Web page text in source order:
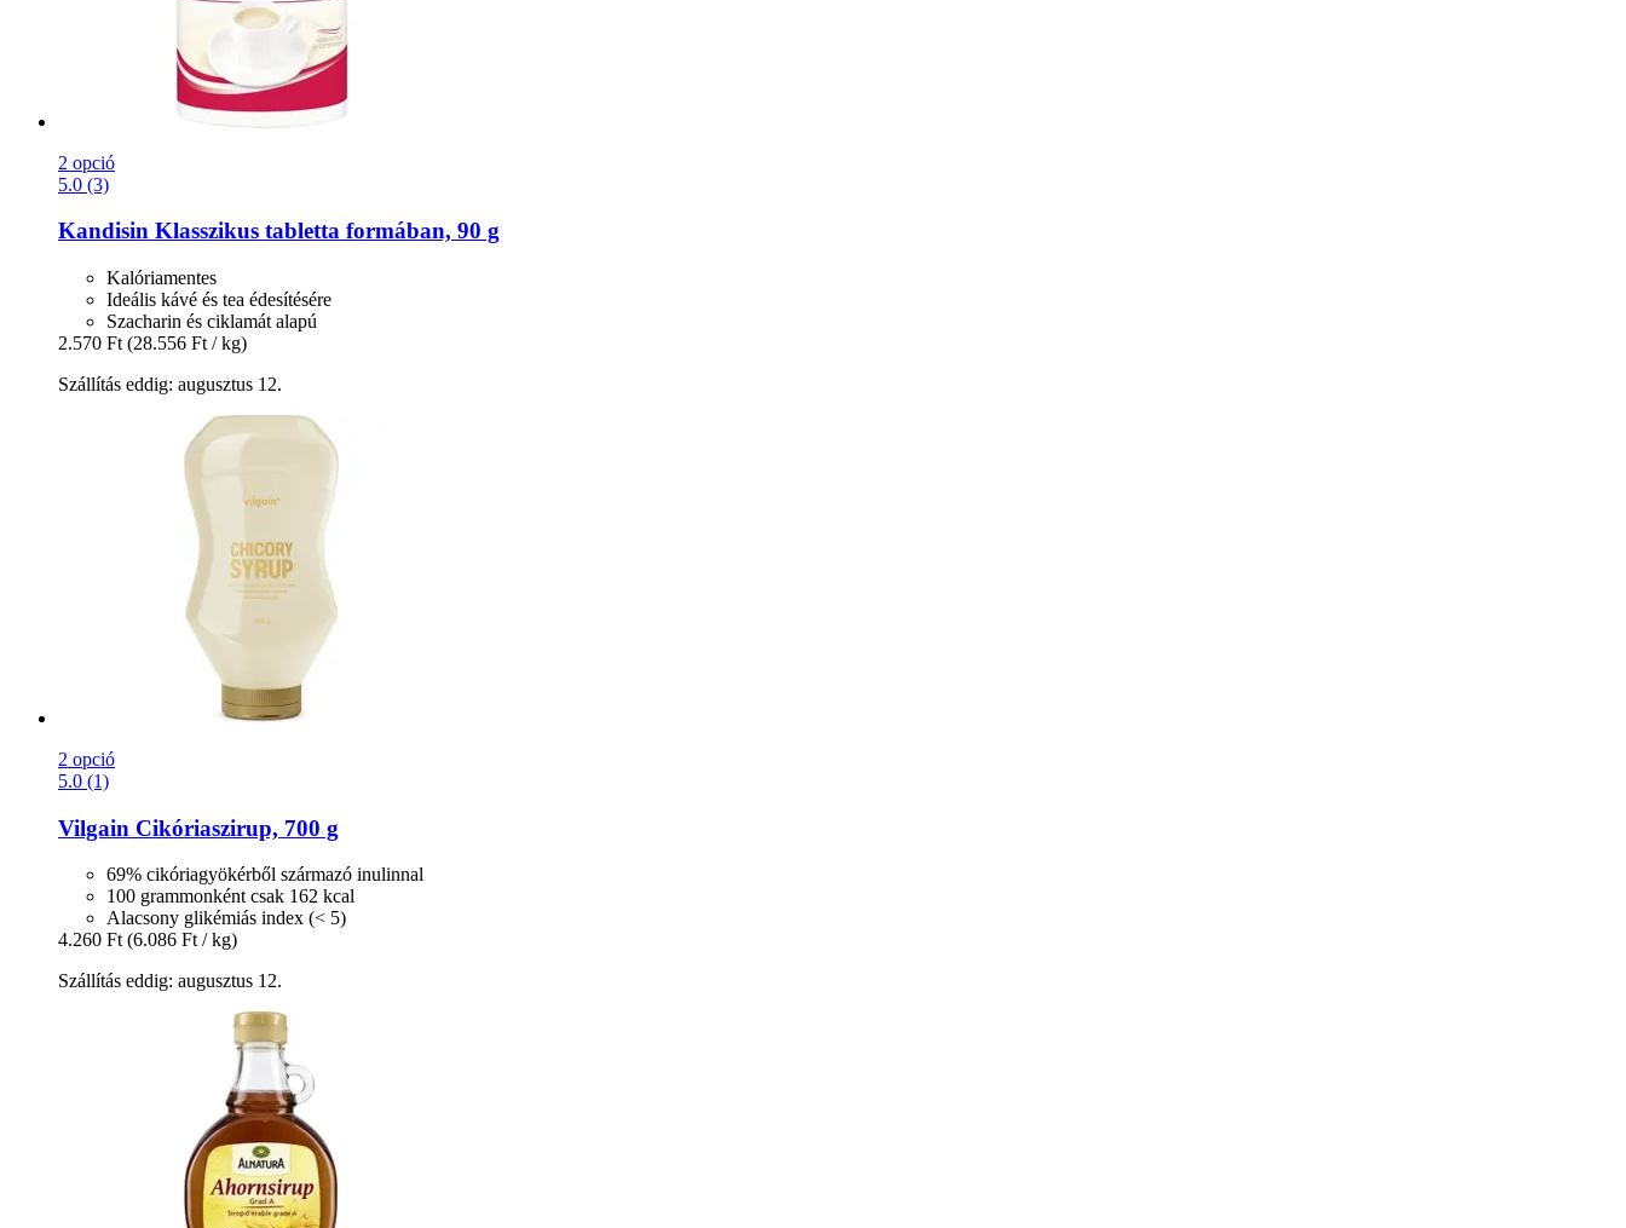
2 opció
5.0 (3)
Kandisin Klasszikus tabletta formában, 90 g
Kalóriamentes
Ideális kávé és tea édesítésére
Szacharin és ciklamát alapú
2.570 Ft (28.556 Ft / kg)
Szállítás eddig: augusztus 12.
2 opció
5.0 (1)
Vilgain Cikóriaszirup, 700 g
69% cikóriagyökérből származó inulinnal
100 grammonként csak 162 kcal
Alacsony glikémiás index (< 5)
4.260 Ft (6.086 Ft / kg)
Szállítás eddig: augusztus 12.